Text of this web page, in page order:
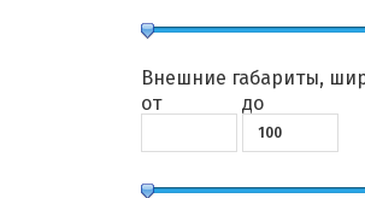
Внешние габариты,
от
до